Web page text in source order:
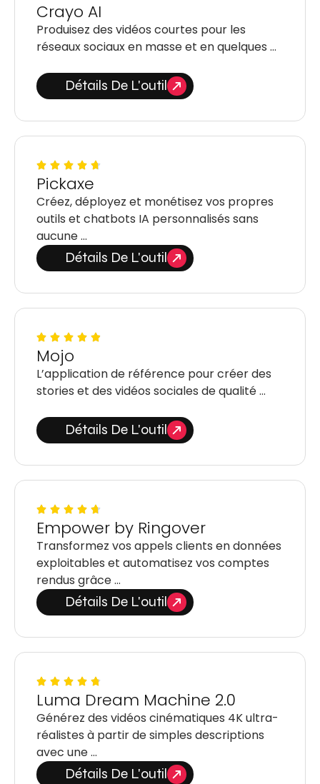
Crayo AI
Produisez des vidéos courtes pour les
réseaux sociaux en masse et en quelques …
Détails De L'outil
Pickaxe
Créez, déployez et monétisez vos propres
outils et chatbots IA personnalisés sans
aucune …
Détails De L'outil
Mojo
L’application de référence pour créer des
stories et des vidéos sociales de qualité …
Détails De L'outil
Empower by Ringover
Transformez vos appels clients en données
exploitables et automatisez vos comptes
rendus grâce …
Détails De L'outil
Luma Dream Machine 2.0
Générez des vidéos cinématiques 4K ultra-
réalistes à partir de simples descriptions
avec une …
Détails De L'outil